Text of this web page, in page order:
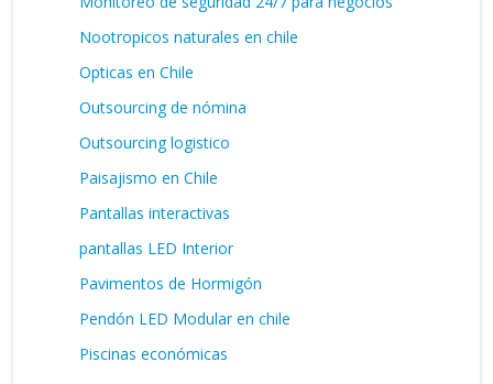
Nootropicos naturales en chile
Opticas en Chile
Outsourcing de nómina
Outsourcing logistico
Paisajismo en Chile
Pantallas interactivas
pantallas LED Interior
Pavimentos de Hormigón
Pendón LED Modular en chile
Piscinas económicas